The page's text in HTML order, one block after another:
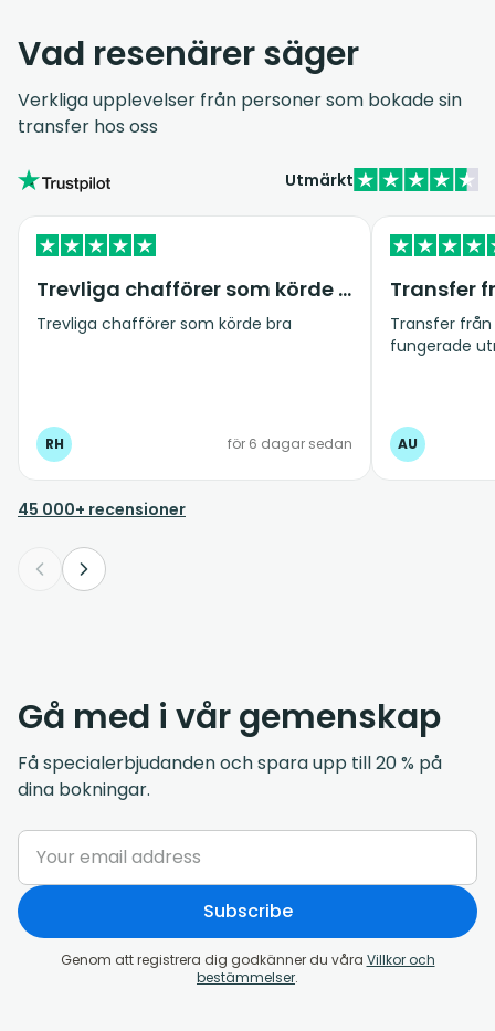
Vad resenärer säger
Verkliga upplevelser från personer som bokade sin
transfer hos oss
Utmärkt
Trevliga chafförer som körde bra
Trevliga chafförer som körde bra
RH för 6 dagar sedan
Transfer
fungerade
AU
45 000+ recensioner
Gå med i vår gemenskap
Få specialerbjudanden och spara upp till 20 % på
dina bokningar.
Subscribe
Genom att registrera dig godkänner du våra Villkor och
bestämmelser.